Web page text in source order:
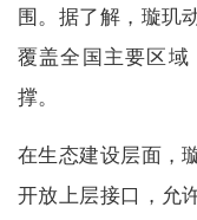
围。据了解，璇玑
覆盖全国主要区
撑。
在生态建设层面，
开放上层接口，允